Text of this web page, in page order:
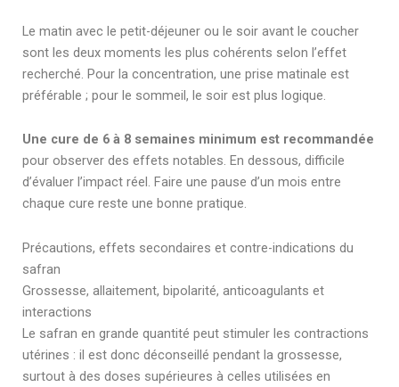
Le matin avec le petit-déjeuner ou le soir avant le coucher
sont les deux moments les plus cohérents selon l’effet
recherché. Pour la concentration, une prise matinale est
préférable ; pour le sommeil, le soir est plus logique.
Une cure de 6 à 8 semaines minimum est recommandée
pour observer des effets notables. En dessous, difficile
d’évaluer l’impact réel. Faire une pause d’un mois entre
chaque cure reste une bonne pratique.
Précautions, effets secondaires et contre-indications du
safran
Grossesse, allaitement, bipolarité, anticoagulants et
interactions
Le safran en grande quantité peut stimuler les contractions
utérines : il est donc déconseillé pendant la grossesse,
surtout à des doses supérieures à celles utilisées en